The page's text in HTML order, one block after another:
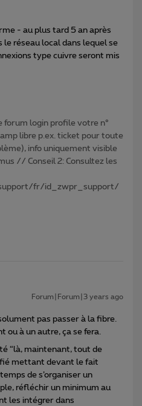
- au plus tard 5 an après
le réseau local dans lequel se
type cuivre seront mis
forum login profile votre n°
libre p.ex. ticket pour toute
info uniquement visible
// Conseil 2: Consultez les
fr/id_zwpr_support/
Forum|Forum|3 years ago
pas passer à la fibre.
ou à un autre, ça se fera.
“là, maintenant, tout de
mettant devant le fait
de s’organiser un
réfléchir un minimum au
les intégrer dans